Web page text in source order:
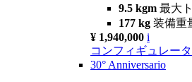
9.5 kgm 最大
177 kg 装備重
¥ 1,940,000 i
コンフィギュレー
30° Anniversario